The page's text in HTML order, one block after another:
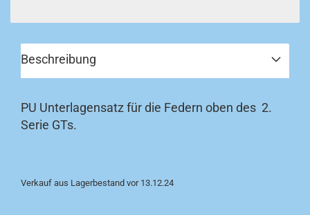
Beschreibung
PU Unterlagensatz für die Federn oben des 2.
Serie GTs.
Verkauf aus Lagerbestand vor 13.12.24